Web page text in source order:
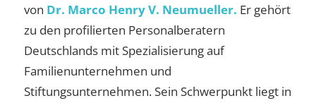
von Dr. Marco Henry V. Neumueller. Er gehört
zu den profilierten Personalberatern
Deutschlands mit Spezialisierung auf
Familienunternehmen und
Stiftungsunternehmen. Sein Schwerpunkt liegt in